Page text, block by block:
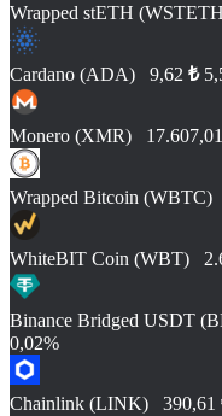
Wrapped stETH
Cardano (ADA) 9,62 ₺
Monero (XMR) 17.607,01
Wrapped Bitcoin (WBTC)
WhiteBIT Coin (WBT)
Binance Bridged USDT
0,02%
Chainlink (LINK) 390,61